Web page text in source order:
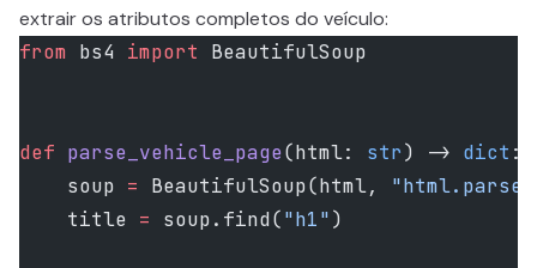
extrair os atributos completos do veículo:
from bs4 import BeautifulSoup
def parse_vehicle_page(html: str) -> dict :
    soup
= BeautifulSoup(html,
    title
= soup.find("h1")